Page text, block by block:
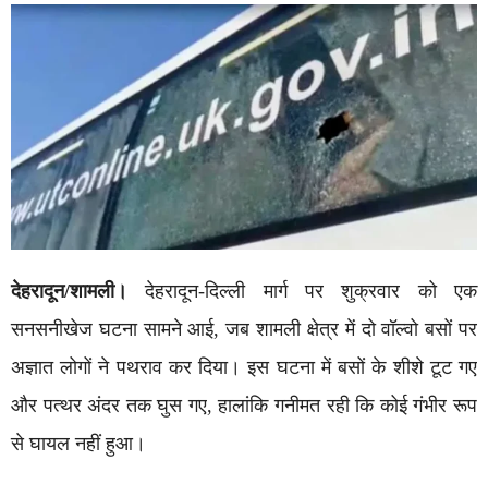
देहरादून/शामली।देहरादून-दिल्ली मार्ग पर शुक्रवार को एक
सनसनीखेज घटना सामने आई, जब शामली क्षेत्र में दो वॉल्वो बसों पर
अज्ञात लोगों ने पथराव कर दिया। इस घटना में बसों के शीशे टूट गए
और पत्थर अंदर तक घुस गए, हालांकि गनीमत रही कि कोई गंभीर रूप
से घायल नहीं हुआ।